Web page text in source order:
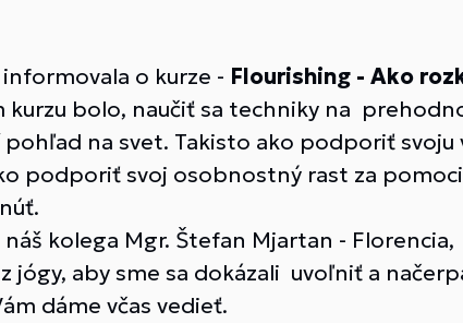
o kurze - Flourishing - Ako
kurzu bolo, naučiť sa techniky na
na svet. Takisto ako podporiť svoju
podporiť svoj osobnostný rast za pomoci
kolega Mgr. Štefan Mjartan - Florencia,
aby sme sa dokázali uvoľniť a
dáme včas vedieť.